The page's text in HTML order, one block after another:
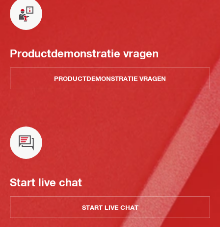
Productdemonstratie vragen
PRODUCTDEMONSTRATIE VRAGEN
Start live chat
START LIVE CHAT